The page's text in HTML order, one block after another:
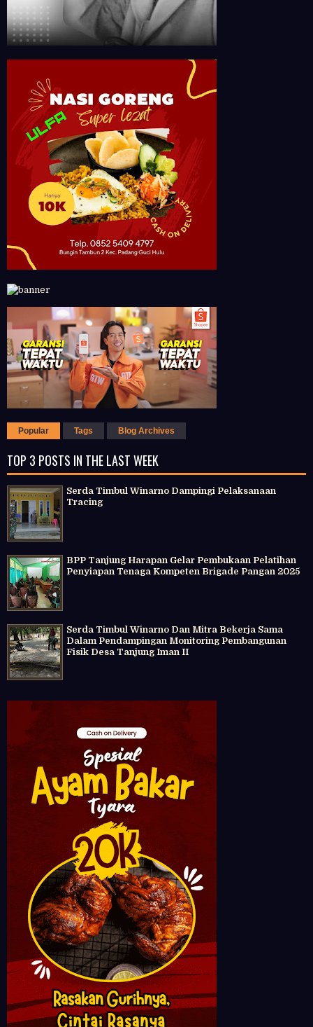
Popular Tags Blog Archives
TOP 3 POSTS IN THE LAST WEEK
Serda Timbul Winarno Dampingi Pelaksanaan
Tracing
BPP Tanjung Harapan Gelar Pembukaan Pelatihan
Penyiapan Tenaga Kompeten Brigade Pangan 2025
Serda Timbul Winarno Dan Mitra Bekerja Sama
Dalam Pendampingan Monitoring Pembangunan
Fisik Desa Tanjung Iman II